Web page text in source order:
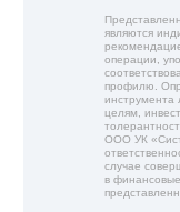
являются
операции,
профилю.
инструмента
целям,
ООО УК
случае
в